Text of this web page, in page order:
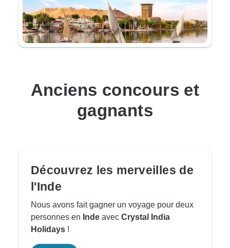
Anciens concours et
gagnants
Découvrez les merveilles de
l'Inde
Nous avons fait gagner un voyage pour deux
personnes en Inde avec Crystal India
Holidays !